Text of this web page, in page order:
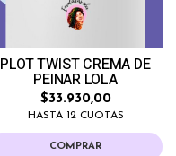
PLOT TWIST CREMA DE
PEINAR LOLA
$33.930,00
HASTA 12 CUOTAS
COMPRAR